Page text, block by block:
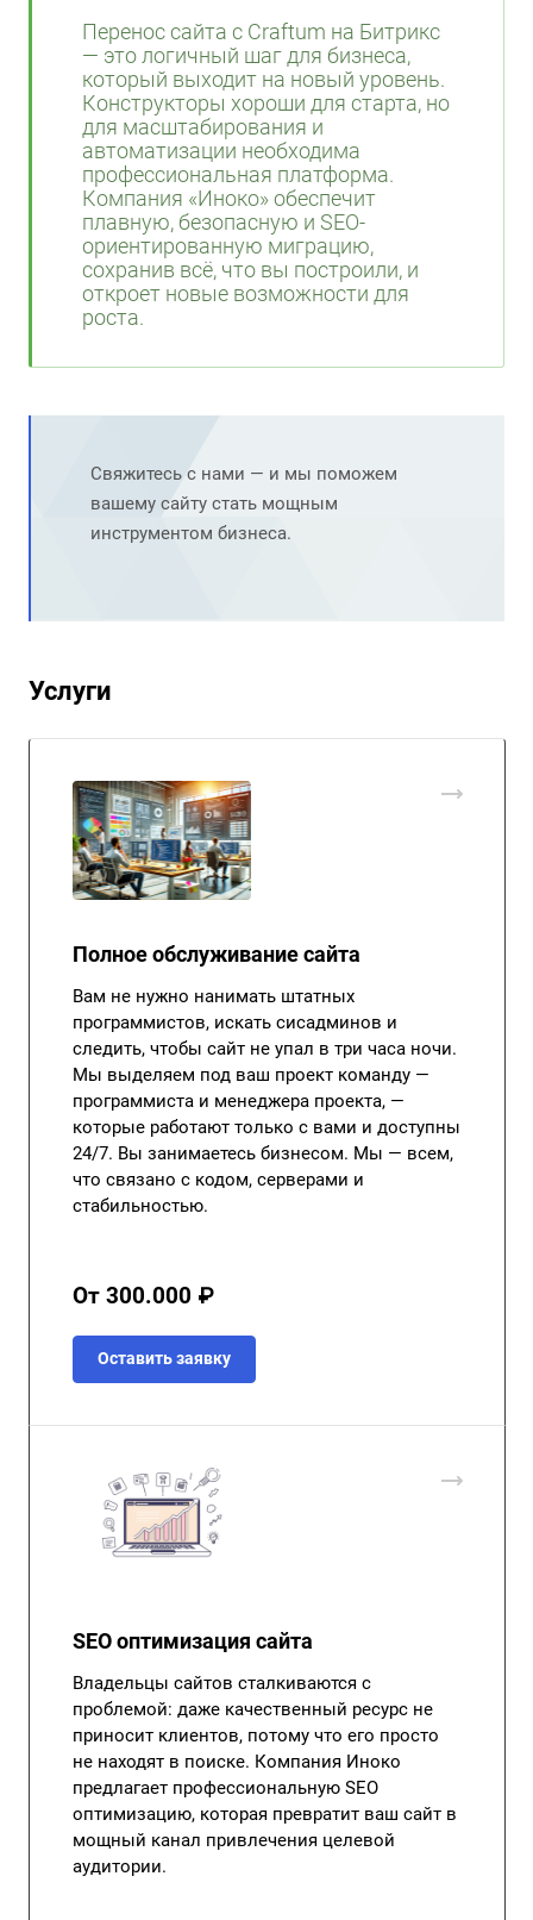
Перенос сайта с Craftum на Битрикс
— это логичный шаг для бизнеса,
который выходит на новый уровень.
Конструкторы хороши для старта, но
для масштабирования и
автоматизации необходима
профессиональная платформа.
Компания «Иноко» обеспечит
плавную, безопасную и SEO-
ориентированную миграцию,
сохранив всё, что вы построили, и
откроет новые возможности для
роста.
Свяжитесь с нами — и мы поможем
вашему сайту стать мощным
инструментом бизнеса.
Услуги
Полное обслуживание сайта
Вам не нужно нанимать штатных
программистов, искать сисадминов и
следить, чтобы сайт не упал в три часа ночи.
Мы выделяем под ваш проект команду —
программиста и менеджера проекта, —
которые работают только с вами и доступны
24/7. Вы занимаетесь бизнесом. Мы — всем,
что связано с кодом, серверами и
стабильностью.
От 300.000 ₽
Оставить заявку
SEO оптимизация сайта
Владельцы сайтов сталкиваются с
проблемой: даже качественный ресурс не
приносит клиентов, потому что его просто
не находят в поиске. Компания Иноко
предлагает профессиональную SEO
оптимизацию, которая превратит ваш сайт в
мощный канал привлечения целевой
аудитории.